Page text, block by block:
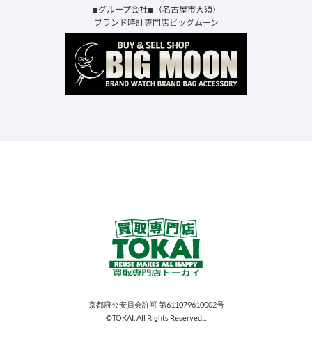
◾︎グループ会社◾︎（名古屋市大須）
ブランド時計専門店ビッグムーン
京都府公安員会許可 第611079610002号
©TOKAI. All Rights Reserved...